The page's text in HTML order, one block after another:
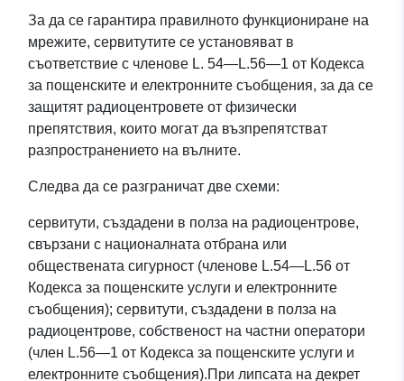
приемане срещу
препятствия в Meurthe-
et-Moselle (Точка тип
Генератор) Проста услуга
за изтегляне (Atom) на
набора от данни: SUP
PT2 — Предпазна услуга
на центровете за
радиопредаване и
приемане срещу
препятствия в Meurthe-
За да се гарантира правилното функциониране на
мрежите, сервитутите се установяват в
съответствие с членове L. 54—L.56—1 от Кодекса
за пощенските и електронните съобщения, за да се
защитят радиоцентровете от физически
препятствия, които могат да възпрепятстват
разпространението на вълните.
Следва да се разграничат две схеми:
сервитути, създадени в полза на радиоцентрове,
свързани с националната отбрана или
обществената сигурност (членове L.54—L.56 от
Кодекса за пощенските услуги и електронните
съобщения); сервитути, създадени в полза на
радиоцентрове, собственост на частни оператори
(член L.56—1 от Кодекса за пощенските услуги и
електронните съобщения).При липсата на декрет